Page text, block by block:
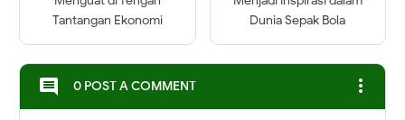
Tantangan Ekonomi
Dunia Sepak Bola
comment 0 POST A COMMENT more_vert